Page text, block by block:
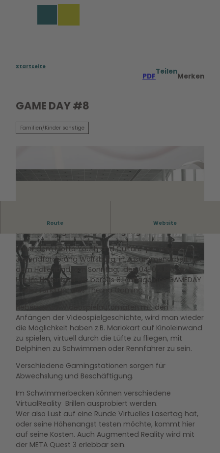
Startseite
PDF
Teilen
Merken
GAME DAY #8
Familien/Kinder sonstige
© Hallenbad - Zentrum junge Kultur Wolfsburg GmbH | CC-BY-SA
© Hallenbad - Zentrum junge Kultur Wolfsburg GmbH | CC-BY-SA
Route Website
Verschiedene Gamingstationen sorgen für
Abwechslung und Beschäftigung
Unter dem Motto Youth and Culture präsentiert die
Jugendförderung Wolfsburg, in Zusammenarbeit mit
dem Hallenbad, am Sonntag, den 04.10.2026 ab 15
Uhr im Hallenbad die bereits 8. Auflage des GAMEDAY
– alles rund um das Thema Gaming.
Neben Retro-Videospielautomaten mit den
Anfängen der Videospielgeschichte, wird man wieder
die Möglichkeit haben z.B. Mariokart auf Kinoleinwand
zu spielen, virtuell durch die Lüfte zu fliegen, mit
Delphinen zu Schwimmen oder Rennfahrer zu sein.
Verschiedene Gamingstationen sorgen für
Abwechslung und Beschäftigung.
Im Schwimmerbecken können verschiedene
VirtualReality Brillen ausprobiert werden.
Wer also Lust auf eine Runde Virtuelles Lasertag hat,
oder seine Höhenangst testen möchte, kommt hier
auf seine Kosten. Auch Augmented Reality wird mit
der META Quest 3 erlebbar sein.